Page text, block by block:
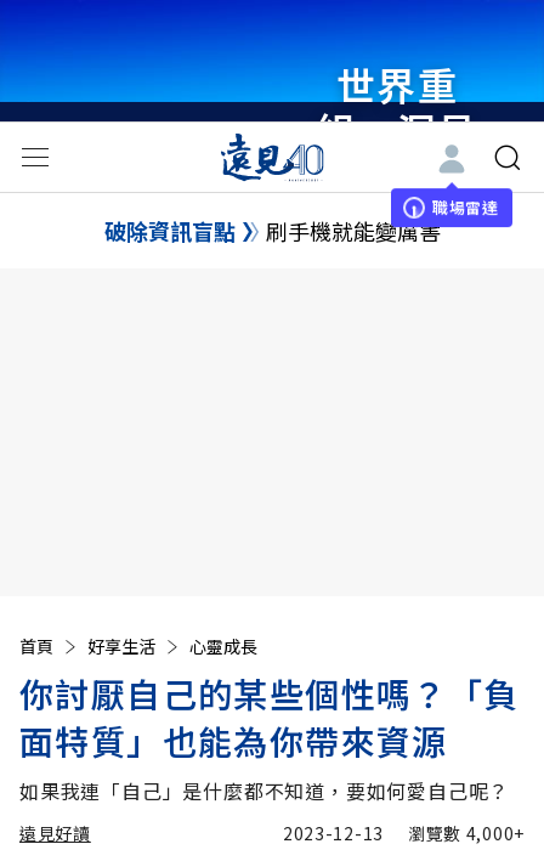
世界重
組・洞見
未來 與
世界領袖
職場雷達
破除資訊盲點 刷手機就能變厲害
首頁 好享生活 心靈成長
你討厭自己的某些個性嗎？「負
面特質」也能為你帶來資源
如果我連「自己」是什麼都不知道，要如何愛自己呢？
遠見好讀 2023-12-13 瀏覽數 4,000+